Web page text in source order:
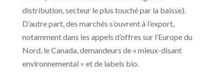
distribution, secteur le plus touché par la baisse).
D’autre part, des marchés s’ouvrent à l’export,
notamment dans les appels d’offres sur l’Europe du
Nord, le Canada, demandeurs de « mieux-disant
environnemental » et de labels bio.